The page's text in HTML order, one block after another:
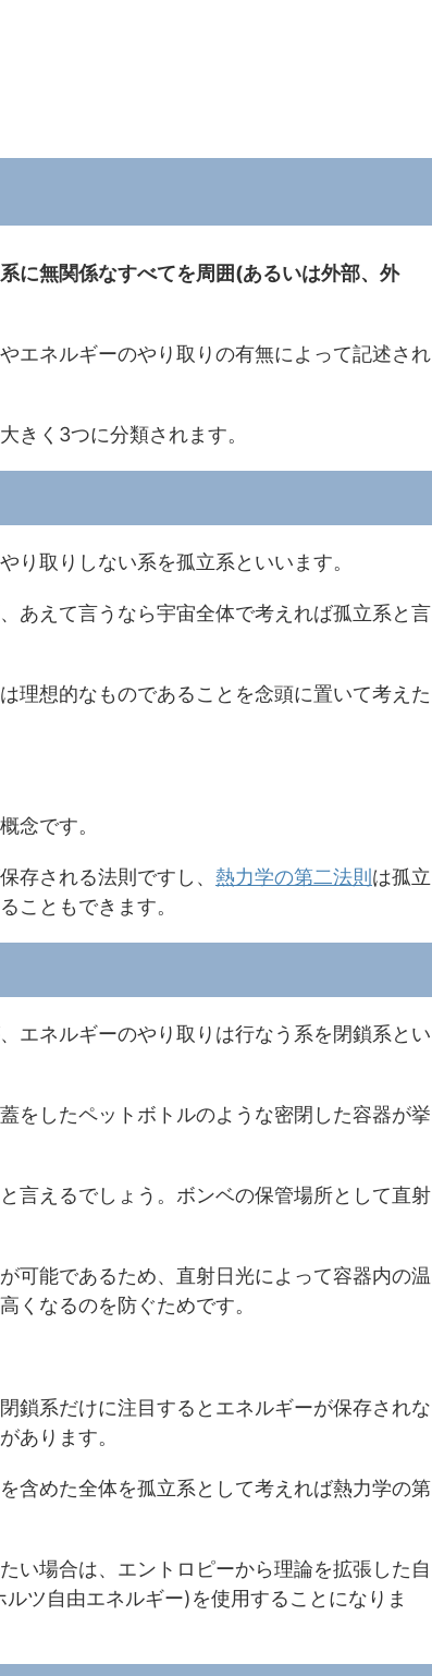
系に無関係なすべてを周囲(あるいは外部、外
エネルギーのやり取りの有無によって記述され
きく3つに分類されます。
り取りしない系を孤立系といいます。
あえて言うなら宇宙全体で考えれば孤立系と言
理想的なものであることを念頭に置いて考えた
念です。
存される法則ですし、 熱力学の第二法則は孤立
こともできます。
エネルギーのやり取りは行なう系を閉鎖系とい
をしたペットボトルのような密閉した容器が挙
言えるでしょう。ボンベの保管場所として直射
可能であるため、直射日光によって容器内の温
くなるのを防ぐためです。
鎖系だけに注目するとエネルギーが保存されな
あります。
含めた全体を孤立系として考えれば熱力学の第
い場合は、エントロピーから理論を拡張した自
ルツ自由エネルギー)を使用することになりま